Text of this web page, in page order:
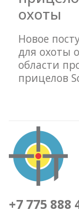
охоты
Новое
для охоты
области
прицелов
+7 775 888